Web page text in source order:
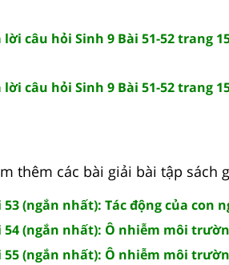
lời câu hỏi Sinh 9 Bài 51-52 trang
lời câu hỏi Sinh 9 Bài 51-52 trang
thêm các bài giải bài tập sách
53 (ngắn nhất): Tác động của
54 (ngắn nhất): Ô nhiễm môi
55 (ngắn nhất): Ô nhiễm môi